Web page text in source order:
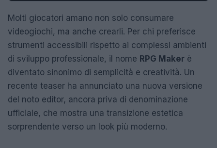
Molti giocatori amano non solo consumare
videogiochi, ma anche crearli. Per chi preferisce
strumenti accessibili rispetto ai complessi ambienti
di sviluppo professionale, il nome RPG Maker è
diventato sinonimo di semplicità e creatività. Un
recente teaser ha annunciato una nuova versione
del noto editor, ancora priva di denominazione
ufficiale, che mostra una transizione estetica
sorprendente verso un look più moderno.